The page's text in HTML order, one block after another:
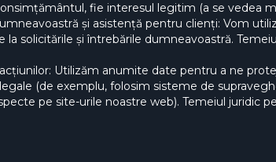
fie interesul legitim (a se vedea
și asistență pentru clienți: Vom
solicitările și întrebările dumneavoastră.
Utilizăm anumite date pentru a ne
(de exemplu, folosim sisteme de
pe site-urile noastre web). Temeiul juridic